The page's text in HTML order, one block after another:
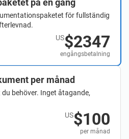
på en gång
för fullständig
US$2347
engångsbetalning
per månad
behöver. Inget åtagande,
US$100
per månad